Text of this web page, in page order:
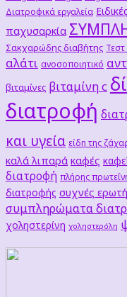
Διατροφικά εργαλεία
παχυσαρκία
Σακχαρώδης διαβήτης
αλάτι ανοσοποιητικό
βιταμίνες βιταμίνη c
διατροφή
και υγεία είδη της
καλά λιπαρά καφές
διατροφή πλήρης
διατροφής συχνές
συμπληρώματα
χοληστερίνη χοληστερόλη